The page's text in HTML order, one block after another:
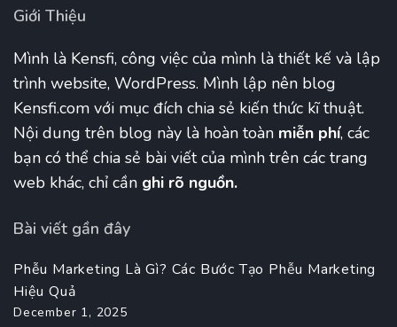
Giới Thiệu
Mình là Kensfi, công việc của mình là thiết kế và lập
trình website, WordPress. Mình lập nên blog
Kensfi.com với mục đích chia sẻ kiến thức kĩ thuật.
Nội dung trên blog này là hoàn toàn miễn phí, các
bạn có thể chia sẻ bài viết của mình trên các trang
web khác, chỉ cần ghi rõ nguồn.
Bài viết gần đây
Phễu Marketing Là Gì? Các Bước Tạo Phễu Marketing
Hiệu Quả
December 1, 2025